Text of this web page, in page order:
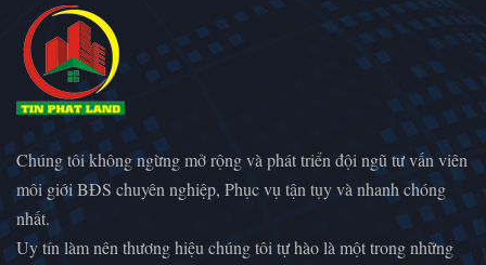
Chúng tôi không ngừng mở rộng và phát triển đội ngũ tư vấn viên
môi giới BĐS chuyên nghiệp, Phục vụ tận tụy và nhanh chóng
nhất.
Uy tín làm nên thương hiệu chúng tôi tự hào là một trong những